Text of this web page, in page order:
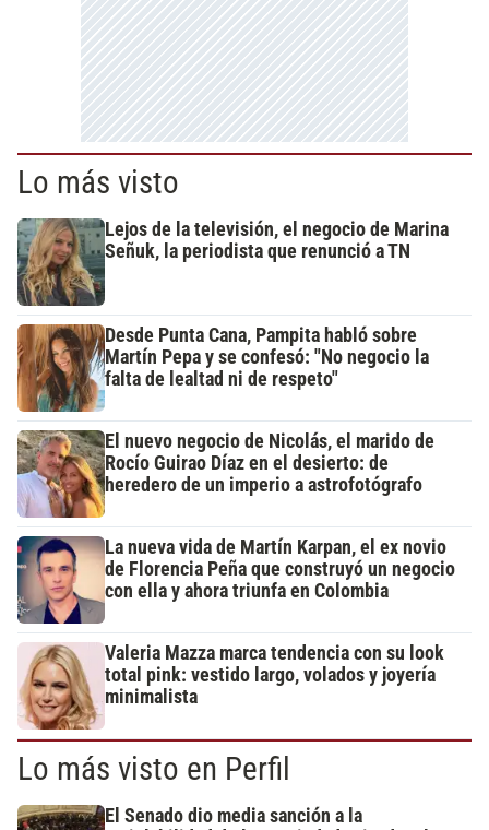
Lo más visto
Lejos de la televisión, el negocio de Marina
Señuk, la periodista que renunció a TN
Desde Punta Cana, Pampita habló sobre
Martín Pepa y se confesó: "No negocio la
falta de lealtad ni de respeto"
El nuevo negocio de Nicolás, el marido de
Rocío Guirao Díaz en el desierto: de
heredero de un imperio a astrofotógrafo
La nueva vida de Martín Karpan, el ex novio
de Florencia Peña que construyó un negocio
con ella y ahora triunfa en Colombia
Valeria Mazza marca tendencia con su look
total pink: vestido largo, volados y joyería
minimalista
Lo más visto en Perfil
El Senado dio media sanción a la